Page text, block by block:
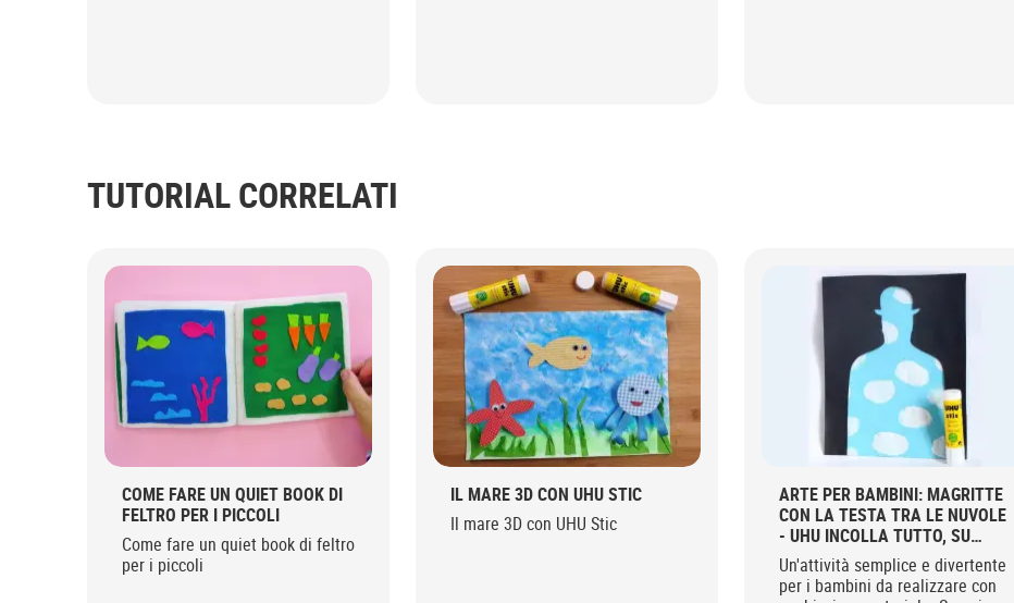
TUTORIAL CORRELATI
COME FARE UN QUIET BOOK DI
FELTRO PER I PICCOLI
Come fare un quiet book di feltro
per i piccoli
IL MARE 3D CON UHU STIC
Il mare 3D con UHU Stic
ARTE PER BAMBINI: MAGRITTE
CON LA TESTA TRA LE NUVOLE
- UHU INCOLLA TUTTO, SU
TUTTO
Un'attività semplice e divertente
per i bambini da realizzare con